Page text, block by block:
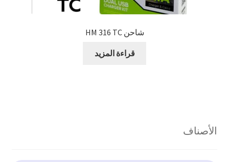
شاحن HM 316 TC
قراءة المزيد
الأصناف